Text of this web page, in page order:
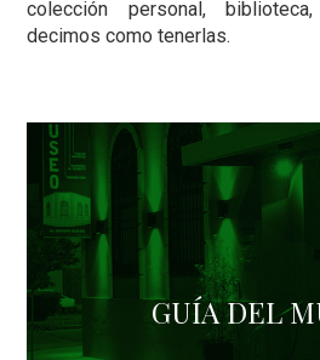
colección personal,
decimos como tenerlas.
GUÍA DEL